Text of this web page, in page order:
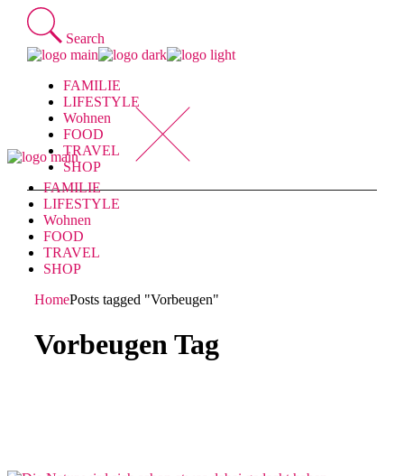
Skip
content
Search
FAMILIE
LIFESTYLE
Wohnen
FOOD
TRAVEL
SHOP
FAMILIE
LIFESTYLE
Wohnen
FOOD
TRAVEL
SHOP
HomePosts tagged "Vorbeugen"
Vorbeugen Tag